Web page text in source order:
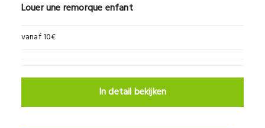
Louer une remorque enfant
vanaf 10€
In detail bekijken